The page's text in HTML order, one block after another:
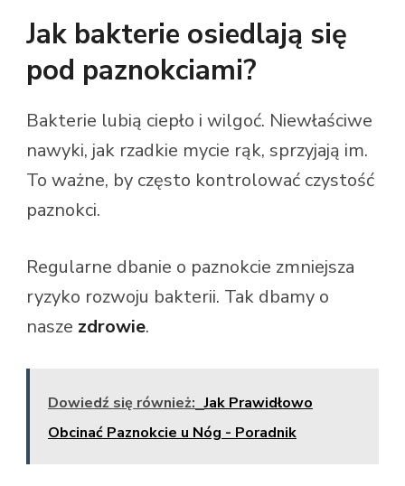
Jak bakterie osiedlają się
pod paznokciami?
Bakterie lubią ciepło i wilgoć. Niewłaściwe
nawyki, jak rzadkie mycie rąk, sprzyjają im.
To ważne, by często kontrolować czystość
paznokci.
Regularne dbanie o paznokcie zmniejsza
ryzyko rozwoju bakterii. Tak dbamy o
nasze zdrowie.
Dowiedź się również: Jak Prawidłowo
Obcinać Paznokcie u Nóg - Poradnik